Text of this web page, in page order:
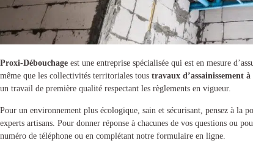
Proxi-Débouchage est une entreprise spécialisée qui est en mesure
même que les collectivités territoriales tous travaux d’assainissement
un travail de première qualité respectant les règlements en vigueur.
Pour un environnement plus écologique, sain et sécurisant, pensez à la
experts artisans. Pour donner réponse à chacunes de vos questions ou
numéro de téléphone ou en complétant notre formulaire en ligne.